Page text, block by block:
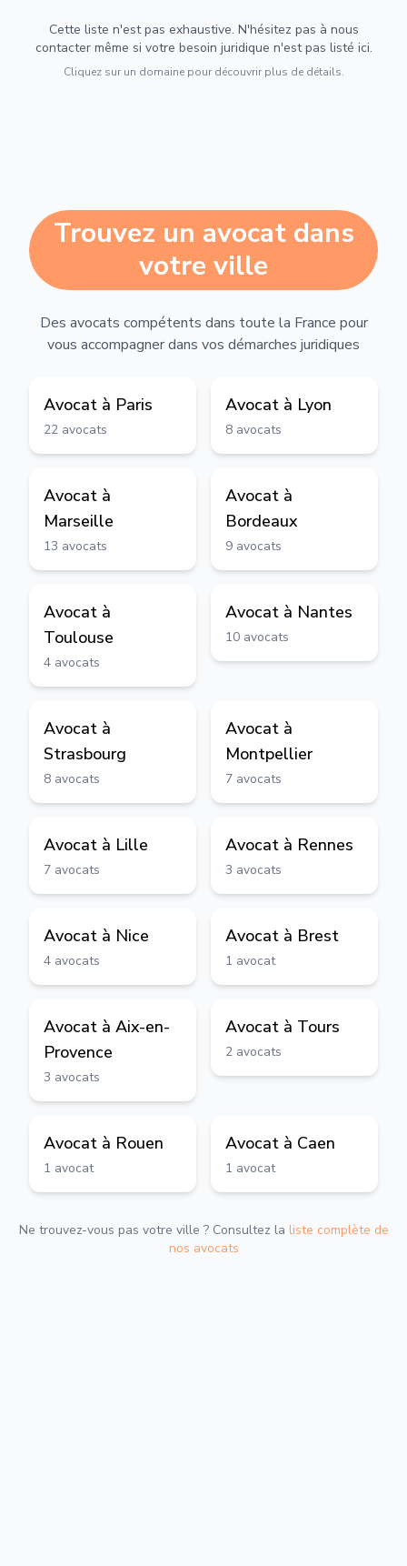
Cette liste n'est pas exhaustive. N'hésitez pas à nous
contacter même si votre besoin juridique n'est pas listé ici.
Cliquez sur un domaine pour découvrir plus de détails.
Trouvez un avocat dans
votre ville
Des avocats compétents dans toute la France pour
vous accompagner dans vos démarches juridiques
Avocat à Paris
22 avocats
Avocat à Lyon
8 avocats
Avocat à
Marseille
13 avocats
Avocat à
Bordeaux
9 avocats
Avocat à
Toulouse
4 avocats
Avocat à Nantes
10 avocats
Avocat à
Strasbourg
8 avocats
Avocat à
Montpellier
7 avocats
Avocat à Lille
7 avocats
Avocat à Rennes
3 avocats
Avocat à Nice
4 avocats
Avocat à Brest
1 avocat
Avocat à Aix-en-
Provence
3 avocats
Avocat à Tours
2 avocats
Avocat à Rouen
1 avocat
Avocat à Caen
1 avocat
Ne trouvez-vous pas votre ville ? Consultez la liste complète de
nos avocats